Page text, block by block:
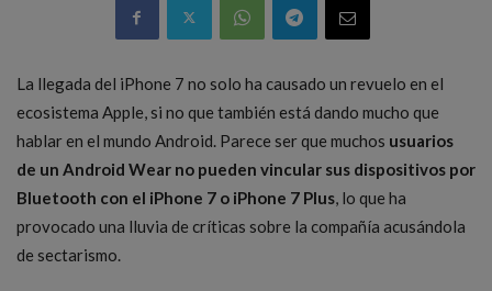
La llegada del iPhone 7 no solo ha causado un revuelo en el
ecosistema Apple, si no que también está dando mucho que
hablar en el mundo Android. Parece ser que muchos usuarios
de un Android Wear no pueden vincular sus dispositivos por
Bluetooth con el iPhone 7 o iPhone 7 Plus, lo que ha
provocado una lluvia de críticas sobre la compañía acusándola
de sectarismo.